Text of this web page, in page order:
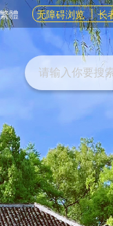
繁體 无障碍浏览 长